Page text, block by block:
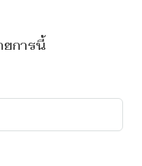
การนี้